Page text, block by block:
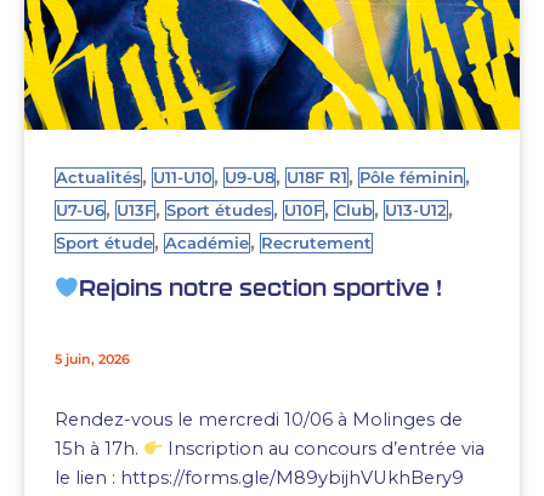
Actualités, U11-U10, U9-U8, U18F R1, Pôle féminin,
U7-U6, U13F, Sport études, U10F, Club, U13-U12,
Sport étude, Académie, Recrutement
Rejoins notre section sportive !
5 juin, 2026
Rendez-vous le mercredi 10/06 à Molinges de
15h à 17h.
Inscription au concours d’entrée via
le lien : https://forms.gle/M89ybijhVUkhBery9